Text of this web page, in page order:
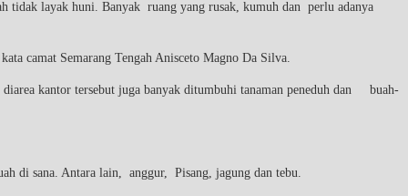
tidak layak huni. Banyak ruang yang rusak, kumuh dan perlu adanya
camat Semarang Tengah Anisceto Magno Da Silva.
kantor tersebut juga banyak ditumbuhi tanaman peneduh dan buah-
di sana. Antara lain, anggur, Pisang, jagung dan tebu.